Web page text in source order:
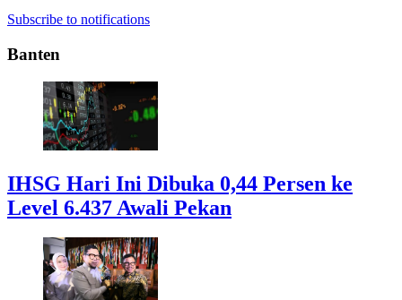
Subscribe to notifications
Banten
IHSG Hari Ini Dibuka 0,44 Persen ke
Level 6.437 Awali Pekan